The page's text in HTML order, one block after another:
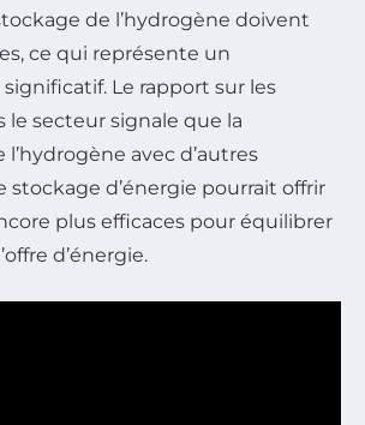
de l’hydrogène doivent
ce qui représente un
Le rapport sur les
le secteur signale que la
avec d’autres
stockage d’énergie pourrait offrir
plus efficaces pour équilibrer
d’énergie.